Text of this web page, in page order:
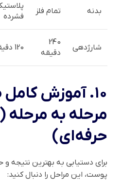
بدنه تمام فلز
فشرده
شارژدهی
240
دقیقه
120 دقیقه
۱۰. آموزش
مرحله به مرحله
حرفه‌ای)
برای دستیابی به بهترین نتیجه
پوست، این مراحل را دنبال کنید: